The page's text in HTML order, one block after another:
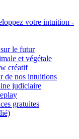
votre intuition -
le futur
et végétale
créatif
de nos intuitions
judiciaire
gratuites